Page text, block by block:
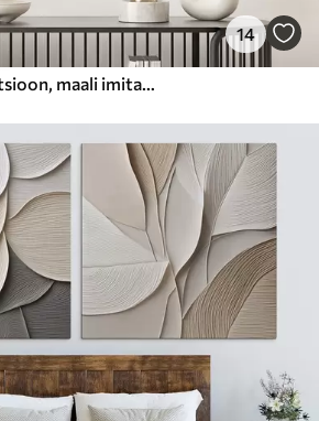
14
Abstraktne kompositsioon, maali imitatsioon